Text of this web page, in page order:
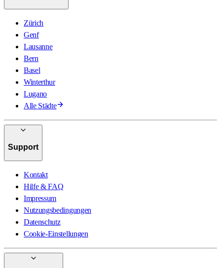
Zürich
Genf
Lausanne
Bern
Basel
Winterthur
Lugano
Alle Städte
Support
Kontakt
Hilfe & FAQ
Impressum
Nutzungsbedingungen
Datenschutz
Cookie-Einstellungen